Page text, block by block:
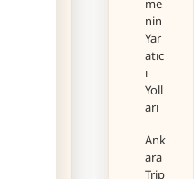
me
nin
Yar
atıc
ı
Yoll
arı
Ank
ara
Trip